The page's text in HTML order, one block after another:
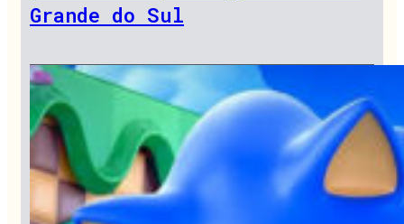
Grande do Sul